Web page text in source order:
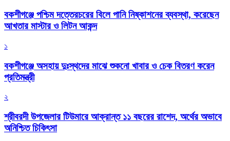
বকশীগঞ্জে পশ্চিম দত্তেরচরের বিলে পানি নিষ্কাশনের ব্যবস্থা, করেছেন
আখতার মাস্টার ও লিটন আকন্দ
১
বকশীগঞ্জে অসহায় দুঃস্থদের মাঝে শুকনো খাবার ও চেক বিতরণ করেন
প্রতিমন্ত্রী
২
শ্রীবরদী উপজেলার টিউমারে আক্রান্ত ১১ বছরের রাশেদ, অর্থের অভাবে
অনিশ্চিত চিকিৎসা